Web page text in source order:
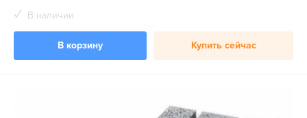
В наличии
В корзину Купить сейчас